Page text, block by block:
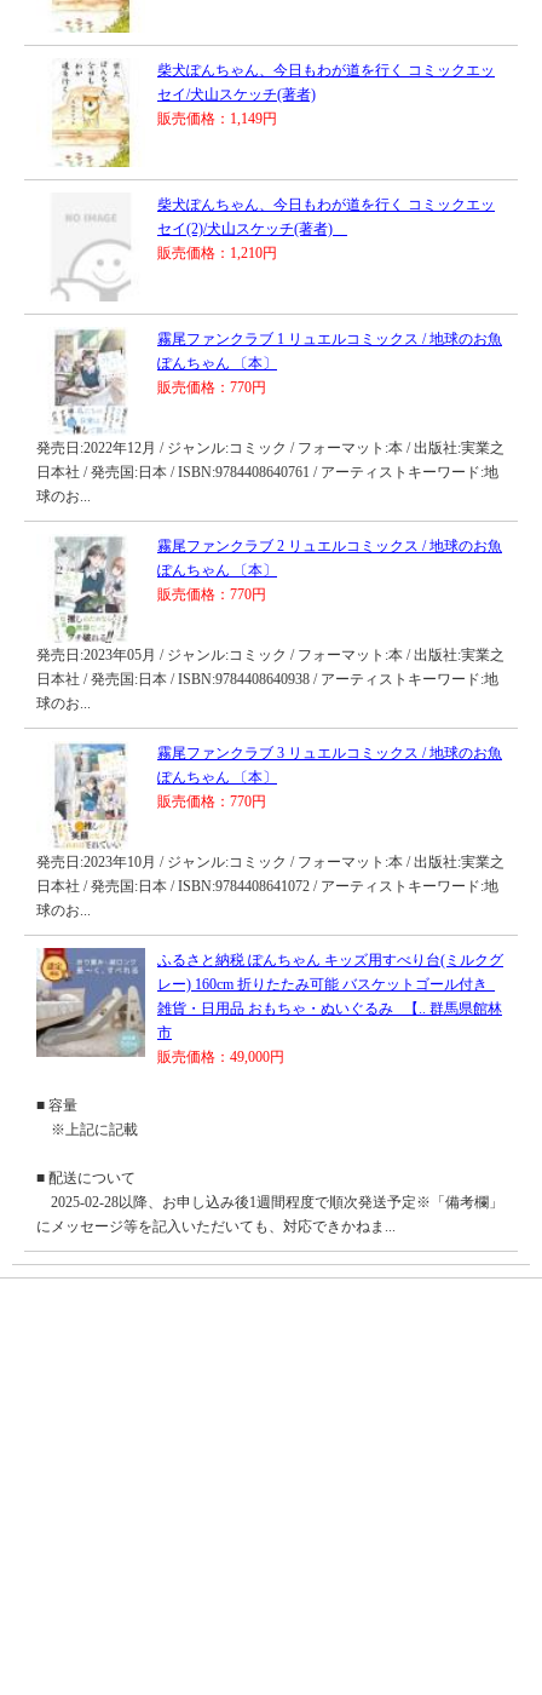
柴犬ぽんちゃん、今日もわが道を行く コミックエッ
セイ/犬山スケッチ(著者)
販売価格：1,149円
柴犬ぽんちゃん、今日もわが道を行く コミックエッ
セイ(2)/犬山スケッチ(著者)
販売価格：1,210円
霧尾ファンクラブ 1 リュエルコミックス / 地球のお魚
ぽんちゃん 〔本〕
販売価格：770円
発売日:2022年12月 / ジャンル:コミック / フォーマット:本 / 出版社:実業之
日本社 / 発売国:日本 / ISBN:9784408640761 / アーティストキーワード:地
球のお...
霧尾ファンクラブ 2 リュエルコミックス / 地球のお魚
ぽんちゃん 〔本〕
販売価格：770円
発売日:2023年05月 / ジャンル:コミック / フォーマット:本 / 出版社:実業之
日本社 / 発売国:日本 / ISBN:9784408640938 / アーティストキーワード:地
球のお...
霧尾ファンクラブ 3 リュエルコミックス / 地球のお魚
ぽんちゃん 〔本〕
販売価格：770円
発売日:2023年10月 / ジャンル:コミック / フォーマット:本 / 出版社:実業之
日本社 / 発売国:日本 / ISBN:9784408641072 / アーティストキーワード:地
球のお...
ふるさと納税 ぽんちゃん キッズ用すべり台(ミルクグ
レー) 160cm 折りたたみ可能 バスケットゴール付き_
雑貨・日用品 おもちゃ・ぬいぐるみ _【.. 群馬県館林
市
販売価格：49,000円
■ 容量
※上記に記載
■ 配送について
2025-02-28以降、お申し込み後1週間程度で順次発送予定※「備考欄」
にメッセージ等を記入いただいても、対応できかねま...